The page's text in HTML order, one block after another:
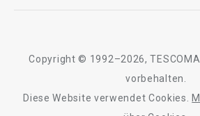
Barrierefreiheit
Copyright © 1992–2026,
vorbehalten.
Diese Website verwendet Cookies.